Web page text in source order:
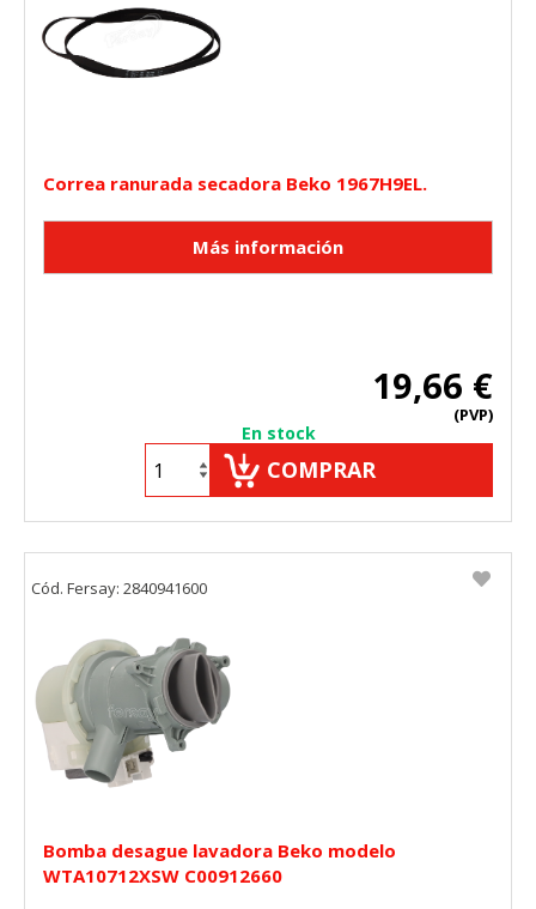
Correa ranurada secadora Beko 1967H9EL.
19,66 €
(PVP)
En stock
COMPRAR
Bomba desague lavadora Beko modelo
WTA10712XSW C00912660
Cód. Fersay: 2840941600